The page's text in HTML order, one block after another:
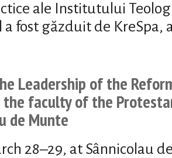
ale Institutului
a fost găzduit de
Leadership of the
the faculty of the
de Munte
28–29, at Sânnicolau